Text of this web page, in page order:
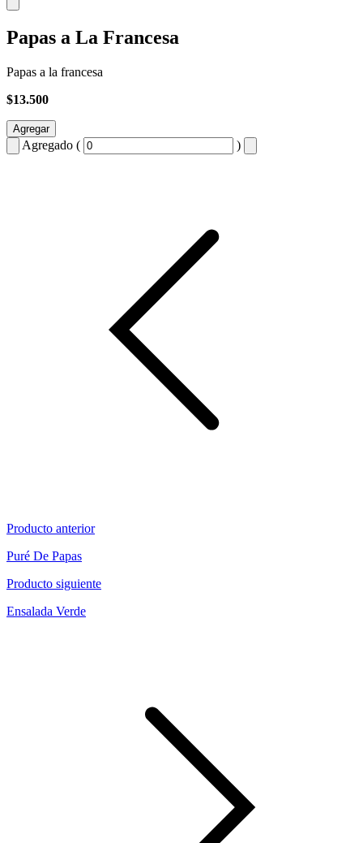
Papas a La Francesa
Papas a la francesa
$13.500
Agregar
Agregado ( )
Producto anterior
Puré De Papas
Producto siguiente
Ensalada Verde